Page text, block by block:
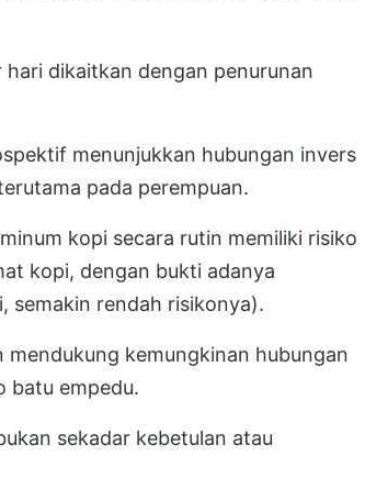
dikaitkan dengan penurunan
menunjukkan hubungan invers
pada perempuan.
kopi secara rutin memiliki risiko
kopi, dengan bukti adanya
semakin rendah risikonya).
kemungkinan hubungan
batu empedu.
sekadar kebetulan atau